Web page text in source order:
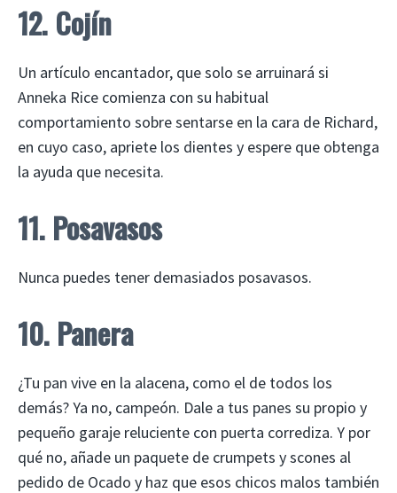
12. Cojín
Un artículo encantador, que solo se arruinará si
Anneka Rice comienza con su habitual
comportamiento sobre sentarse en la cara de Richard,
en cuyo caso, apriete los dientes y espere que obtenga
la ayuda que necesita.
11. Posavasos
Nunca puedes tener demasiados posavasos.
10. Panera
¿Tu pan vive en la alacena, como el de todos los
demás? Ya no, campeón. Dale a tus panes su propio y
pequeño garaje reluciente con puerta corrediza. Y por
qué no, añade un paquete de crumpets y scones al
pedido de Ocado y haz que esos chicos malos también